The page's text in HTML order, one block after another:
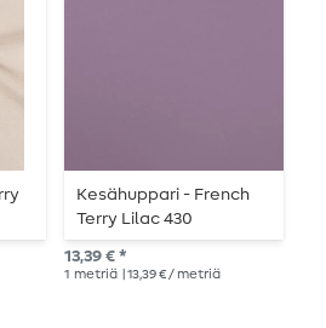
Kesähuppari - French
Terry Lilac 430
silmukkarakenne
13,39 € *
1 metriä | 13,39 € / metriä